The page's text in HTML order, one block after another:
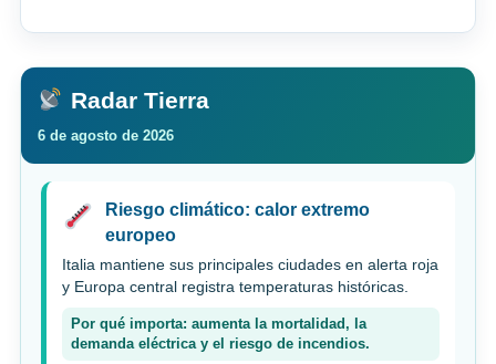
Radar Tierra
6 de agosto de 2026
Riesgo climático: calor extremo
europeo
Italia mantiene sus principales ciudades en alerta roja
y Europa central registra temperaturas históricas.
Por qué importa: aumenta la mortalidad, la
demanda eléctrica y el riesgo de incendios.